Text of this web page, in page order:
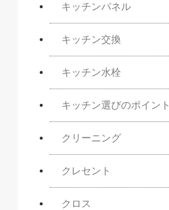
キッチンパネル
キッチン交換
キッチン水栓
キッチン選びのポイント
クリーニング
クレセント
クロス